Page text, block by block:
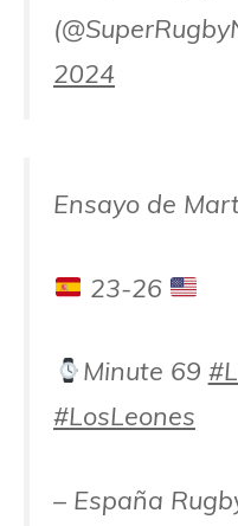
2024
Ensayo de
23-26
Minute 69
#LosLeones
– España